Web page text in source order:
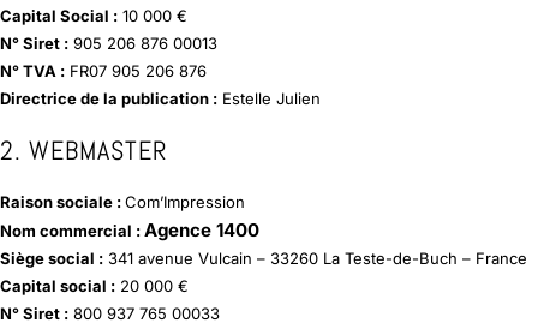
Capital Social : 10 000 €
N° Siret : 905 206 876 00013
N° TVA : FR07 905 206 876
Directrice de la publication : Estelle Julien
2. WEBMASTER
Raison sociale :Com’Impression
Nom commercial :Agence 1400
Siège social : 341 avenue Vulcain – 33260 La Teste-de-Buch – France
Capital social : 20 000 €
N° Siret : 800 937 765 00033